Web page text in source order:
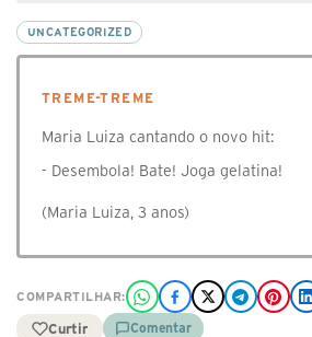
UNCATEGORIZED
TREME-TREME
Maria Luiza cantando o novo hit:
- Desembola! Bate! Joga gelatina!
(Maria Luiza, 3 anos)
COMPARTILHAR:
Curtir Comentar